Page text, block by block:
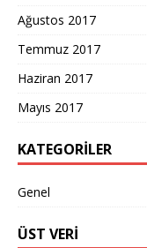
Ağustos 2017
Temmuz 2017
Haziran 2017
Mayıs 2017
KATEGORILER
Genel
ÜST VERI